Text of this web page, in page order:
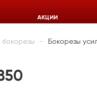
АКЦИИ
бокорезы Бокорезы